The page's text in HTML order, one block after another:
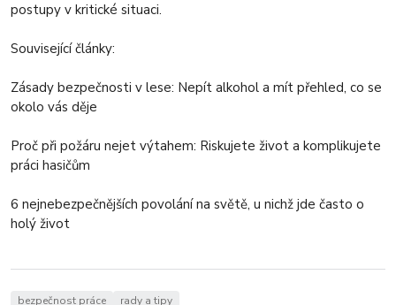
postupy v kritické situaci.
Související články:
Zásady bezpečnosti v lese: Nepít alkohol a mít přehled, co se
okolo vás děje
Proč při požáru nejet výtahem: Riskujete život a komplikujete
práci hasičům
6 nejnebezpečnějších povolání na světě, u nichž jde často o
holý život
bezpečnost práce rady a tipy